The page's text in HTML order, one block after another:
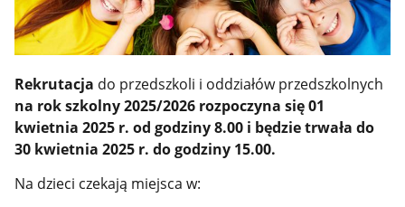
Rekrutacja do przedszkoli i oddziałów przedszkolnych
na rok szkolny 2025/2026 rozpoczyna się 01
kwietnia 2025 r. od godziny 8.00 i będzie trwała do
30 kwietnia 2025 r. do godziny 15.00.
Na dzieci czekają miejsca w: